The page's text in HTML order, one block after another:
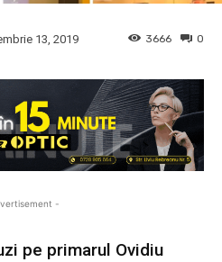
13, 2019 0
3666
-
pe primarul Ovidiu